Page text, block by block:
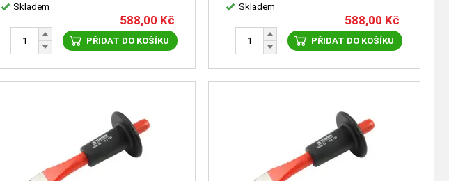
Skladem
588,00 Kč
PŘIDAT DO KOŠÍKU
Skladem
588,00 Kč
PŘIDAT DO KOŠÍKU